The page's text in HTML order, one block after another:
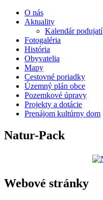
O nás
Aktuality
Kalendár podujatí
Fotogaléria
História
Obyvatelia
Mapy
Cestovné poriadky
Územný plán obce
Pozemkové úpravy
Projekty a dotácie
Prenájom kultúrny dom
Natur-Pack
Webové stránky